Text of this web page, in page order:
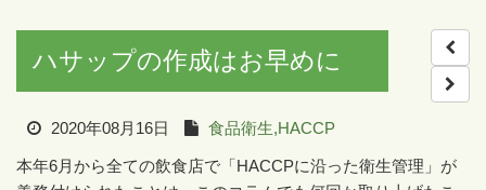
ハサップの作成はお早めに
2020年08月16日 食品衛生,HACCP
本年6月から全ての飲食店で「HACCPに沿った衛生管理」が